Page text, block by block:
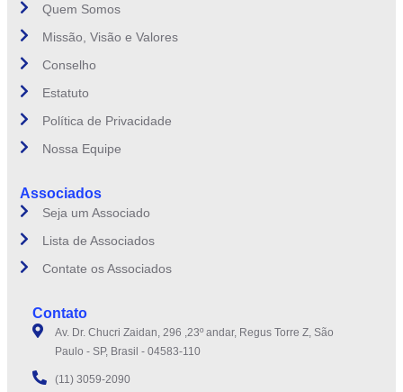
Quem Somos
Missão, Visão e Valores
Conselho
Estatuto
Política de Privacidade
Nossa Equipe
Associados
Seja um Associado
Lista de Associados
Contate os Associados
Contato
Av. Dr. Chucri Zaidan, 296 ,23º andar, Regus Torre Z, São
Paulo - SP, Brasil - 04583-110
(11) 3059-2090